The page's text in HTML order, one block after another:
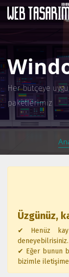
Her bütçeye
paketlerimiz
Üzgünüz,
✔ Henüz
deneyebilrisiniz.
✔ Eğer bunun
bizimle